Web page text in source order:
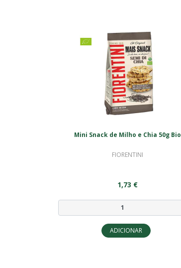
Mini Snack de Milho e Chia 50g Bio
FIORENTINI
1,73 €
ADICIONAR